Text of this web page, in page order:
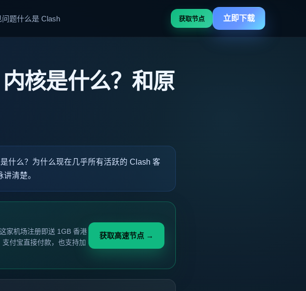
问题什么是 Clash 获取节点 立即下载
核是什么？和原
什么？为什么现在几乎所有活跃的 Clash 客
清楚。
家机场注册即送 1GB 香港
付宝直接付款，也支持加
获取高速节点 →